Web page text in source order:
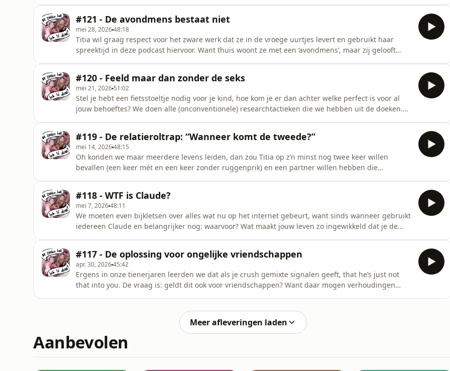
te hebben gehad,
#121 - De avondmens bestaat niet
mei 28, 202648:18
Titia wil graag respect voor het zware werk dat ze in de vroege uurtjes levert en gebruikt haar
spreektijd in deze podcast hiervoor. Want thuis woont ze met een ‘avondmens’, maar zij gelooft
zomer is begonne
#120 - Feeld maar dan zonder de seks
mei 21, 2026 51:02
Stel je hebt een fietsstoeltje nodig voor je kind, hoe kom je er dan achter welke perfect is voor al
jouw behoeftes? We doen alle (onconventionele) researchtactieken die we hebben uit de doeken.
geweest.&nbsp;
#119 - De relatieroltrap: “Wanneer komt de tweede?”
mei 14, 202648:15
Oh konden we maar meerdere levens leiden, dan zou Titia op z’n minst nog twee keer willen
bevallen (een keer mét en een keer zonder ruggenprik) en een partner willen hebben die
samenwonen-trouwen-kinderen? Tit
#118 - WTF is Claude?
mei 7, 202648:11
We moeten even bijkletsen over alles wat nu op het internet gebeurt, want sinds wanneer gebruikt
iedereen Claude en belangrijker nog: waarvoor? Wat maakt jouw leven zo ingewikkeld dat je de
gone wrong.&nbsp;🌍
#117 - De oplossing voor ongelijke vriendschappen
apr. 30, 202645:42
Ergens in onze tienerjaren leerden we dat als je crush gemixte signalen geeft, that he’s just not
that into you. De vraag is: geldt dit ook voor vriendschappen? Want daar mogen verhoudingen
Meer afleveringen laden
Aanbevolen